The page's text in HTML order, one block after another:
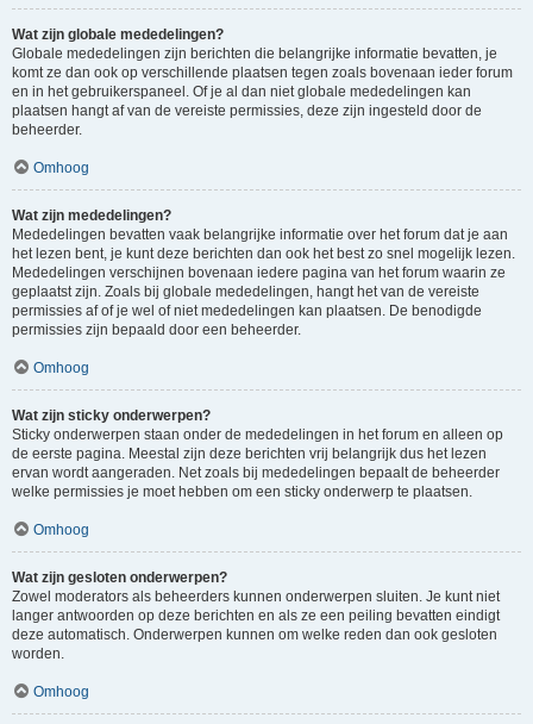
Wat zijn globale mededelingen?
Globale mededelingen zijn berichten die belangrijke informatie bevatten, je
komt ze dan ook op verschillende plaatsen tegen zoals bovenaan ieder forum
en in het gebruikerspaneel. Of je al dan niet globale mededelingen kan
plaatsen hangt af van de vereiste permissies, deze zijn ingesteld door de
beheerder.
Omhoog
Wat zijn mededelingen?
Mededelingen bevatten vaak belangrijke informatie over het forum dat je aan
het lezen bent, je kunt deze berichten dan ook het best zo snel mogelijk lezen.
Mededelingen verschijnen bovenaan iedere pagina van het forum waarin ze
geplaatst zijn. Zoals bij globale mededelingen, hangt het van de vereiste
permissies af of je wel of niet mededelingen kan plaatsen. De benodigde
permissies zijn bepaald door een beheerder.
Omhoog
Wat zijn sticky onderwerpen?
Sticky onderwerpen staan onder de mededelingen in het forum en alleen op
de eerste pagina. Meestal zijn deze berichten vrij belangrijk dus het lezen
ervan wordt aangeraden. Net zoals bij mededelingen bepaalt de beheerder
welke permissies je moet hebben om een sticky onderwerp te plaatsen.
Omhoog
Wat zijn gesloten onderwerpen?
Zowel moderators als beheerders kunnen onderwerpen sluiten. Je kunt niet
langer antwoorden op deze berichten en als ze een peiling bevatten eindigt
deze automatisch. Onderwerpen kunnen om welke reden dan ook gesloten
worden.
Omhoog